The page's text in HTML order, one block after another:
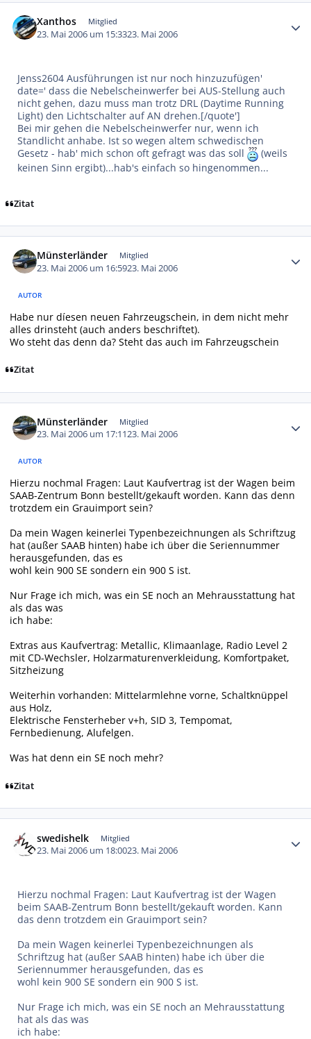
Xanthos Mitglied
23. Mai 2006 um 15:3323. Mai 2006
Jenss2604 Ausführungen ist nur noch hinzuzufügen'
date=' dass die Nebelscheinwerfer bei AUS-Stellung auch
nicht gehen, dazu muss man trotz DRL (Daytime Running
Light) den Lichtschalter auf AN drehen.[/quote']
Bei mir gehen die Nebelscheinwerfer nur, wenn ich
Standlicht anhabe. Ist so wegen altem schwedischen
Gesetz - hab' mich schon oft gefragt was das soll
(weils
keinen Sinn ergibt)...hab's einfach so hingenommen...
Zitat
Münsterländer Mitglied
23. Mai 2006 um 16:5923. Mai 2006
AUTOR
Habe nur díesen neuen Fahrzeugschein, in dem nicht mehr
alles drinsteht (auch anders beschriftet).
Wo steht das denn da? Steht das auch im Fahrzeugschein
Zitat
Münsterländer Mitglied
23. Mai 2006 um 17:1123. Mai 2006
AUTOR
Hierzu nochmal Fragen: Laut Kaufvertrag ist der Wagen beim
SAAB-Zentrum Bonn bestellt/gekauft worden. Kann das denn
trotzdem ein Grauimport sein?
Da mein Wagen keinerlei Typenbezeichnungen als Schriftzug
hat (außer SAAB hinten) habe ich über die Seriennummer
herausgefunden, das es
wohl kein 900 SE sondern ein 900 S ist.
Nur Frage ich mich, was ein SE noch an Mehrausstattung hat
als das was
ich habe:
Extras aus Kaufvertrag: Metallic, Klimaanlage, Radio Level 2
mit CD-Wechsler, Holzarmaturenverkleidung, Komfortpaket,
Sitzheizung
Weiterhin vorhanden: Mittelarmlehne vorne, Schaltknüppel
aus Holz,
Elektrische Fensterheber v+h, SID 3, Tempomat,
Fernbedienung, Alufelgen.
Was hat denn ein SE noch mehr?
Zitat
swedishelk Mitglied
23. Mai 2006 um 18:0023. Mai 2006
Hierzu nochmal Fragen: Laut Kaufvertrag ist der Wagen
beim SAAB-Zentrum Bonn bestellt/gekauft worden. Kann
das denn trotzdem ein Grauimport sein?
Da mein Wagen keinerlei Typenbezeichnungen als
Schriftzug hat (außer SAAB hinten) habe ich über die
Seriennummer herausgefunden, das es
wohl kein 900 SE sondern ein 900 S ist.
Nur Frage ich mich, was ein SE noch an Mehrausstattung
hat als das was
ich habe: